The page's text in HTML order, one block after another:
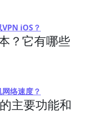
iOS？
？它有哪些
络速度？
主要功能和